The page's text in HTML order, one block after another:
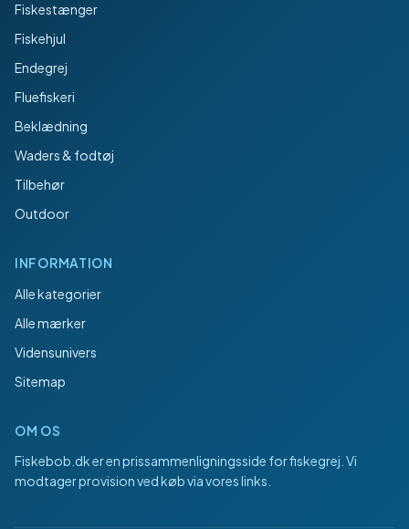
Fiskestænger
Fiskehjul
Endegrej
Fluefiskeri
Beklædning
Waders & fodtøj
Tilbehør
Outdoor
INFORMATION
Alle kategorier
Alle mærker
Vidensunivers
Sitemap
OM OS
Fiskebob.dker en prissammenligningsside for fiskegrej. Vi
modtager provision ved køb via vores links.